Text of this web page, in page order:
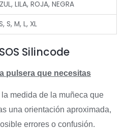
LILA, ROJA, NEGRA
S, M, L, XL
Silincode
pulsera que necesitas
medida de la muñeca que
una orientación aproximada,
errores o confusión.